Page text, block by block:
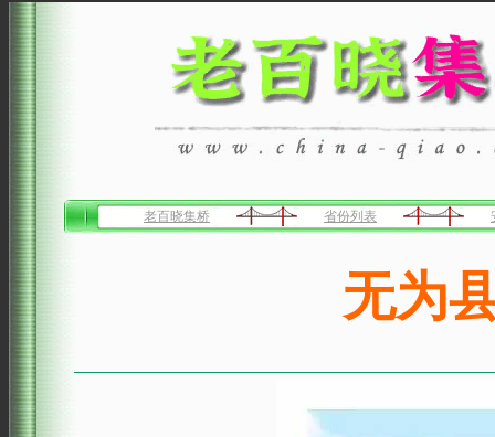
老百晓集桥 省份列表
无为